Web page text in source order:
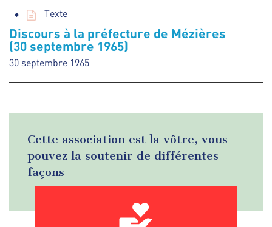
Texte
Discours à la préfecture de Mézières
(30 septembre 1965)
30 septembre 1965
Cette association est la vôtre, vous
pouvez la soutenir de différentes
façons